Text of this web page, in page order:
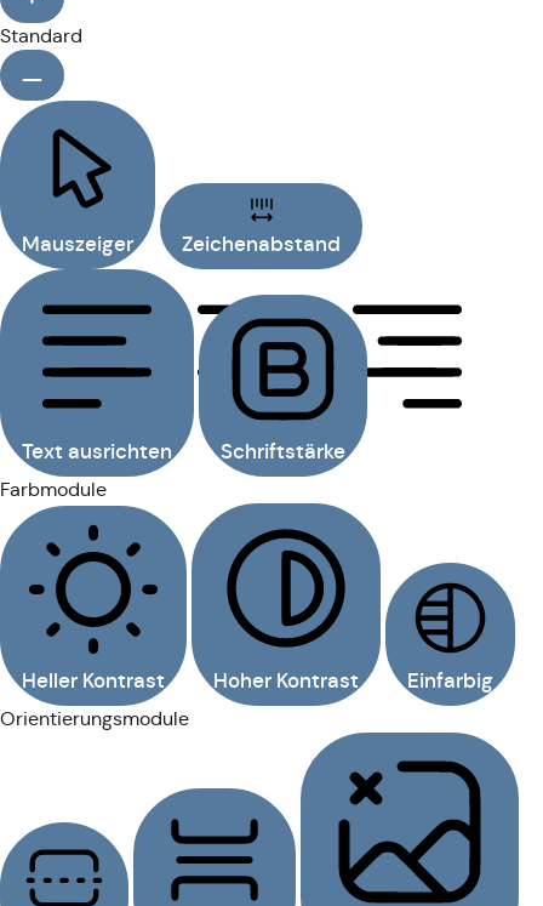
Standard
Mauszeiger Zeichenabstand
Text ausrichten Schriftstärke
Farbmodule
Heller Kontrast Hoher Kontrast Einfarbig
Orientierungsmodule